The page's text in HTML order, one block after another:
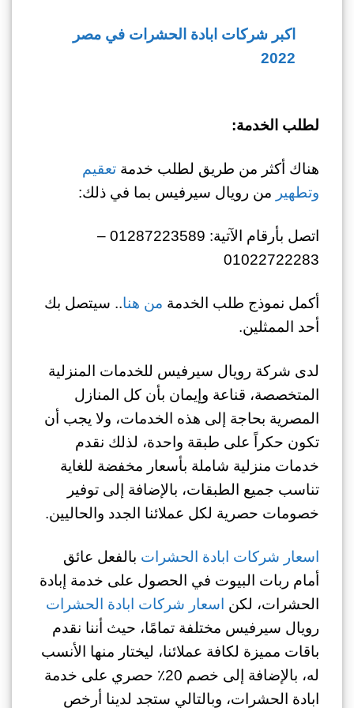
اكبر شركات ابادة الحشرات في مصر
2022
لطلب الخدمة:
هناك أكثر من طريق لطلب خدمةتعقيم
وتطهير من رويال سيرفيس بما في ذلك:
اتصل بأرقام الآتية: 01287223589 –
01022722283
أكمل نموذج طلب الخدمة من هنا.. سيتصل بك
أحد الممثلين.
لدى شركة رويال سيرفيس للخدمات المنزلية
المتخصصة، قناعة وإيمان بأن كل المنازل
المصرية بحاجة إلى هذه الخدمات، ولا يجب أن
تكون حكراً على طبقة واحدة، لذلك نقدم
خدمات منزلية شاملة بأسعار مخفضة للغاية
تناسب جميع الطبقات، بالإضافة إلى توفير
خصومات حصرية لكل عملائنا الجدد والحاليين.
اسعار شركات ابادة الحشرات بالفعل عائق
أمام ربات البيوت في الحصول على خدمة إبادة
الحشرات، لكن اسعار شركات ابادة الحشرات
رويال سيرفيس مختلفة تمامًا، حيث أننا نقدم
باقات مميزة لكافة عملائنا، ليختار منها الأنسب
له، بالإضافة إلى خصم 20٪ حصري على خدمة
ابادة الحشرات، وبالتالي ستجد لدينا أرخص